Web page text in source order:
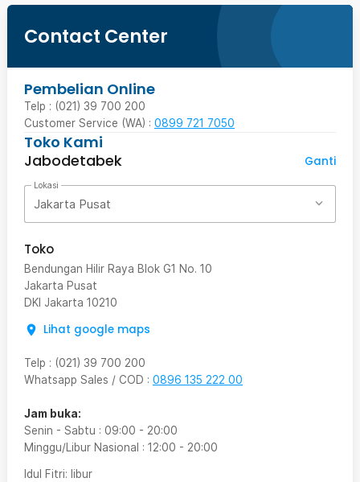
Contact Center
Pembelian Online
Telp : (021) 39 700 200
Customer Service (WA) : 0899 721 7050
Toko Kami
Jabodetabek
Ganti
Lokasi
Jakarta Pusat
Toko
Bendungan Hilir Raya Blok G1 No. 10
Jakarta Pusat
DKI Jakarta 10210
Lihat google maps
Telp : (021) 39 700 200
Whatsapp Sales / COD : 0896 135 222 00
Jam buka:
Senin - Sabtu : 09:00 - 20:00
Minggu/Libur Nasional : 12:00 - 20:00
Idul Fitri: libur